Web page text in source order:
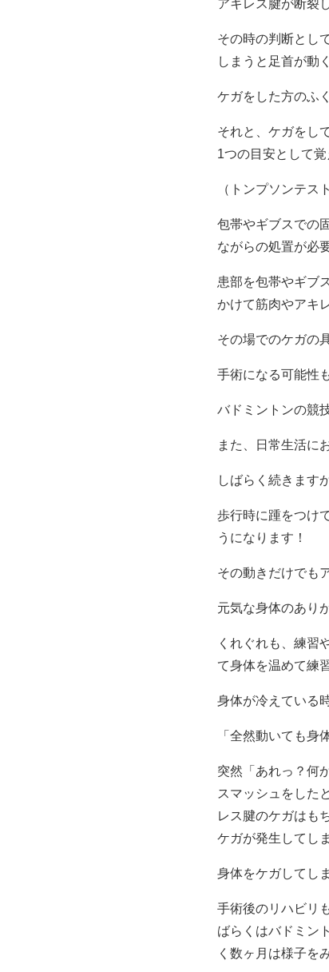
アキレス腱が断裂
その時の判断とし
しまうと足首が動
ケガをした方のふ
それと、ケガをし
1つの目安として
（トンプソンテス
包帯やギブスでの
ながらの処置が必
患部を包帯やギブ
かけて筋肉やアキ
その場でのケガの
手術になる可能性
バドミントンの競
また、日常生活に
しばらく続きます
歩行時に踵をつけ
うになります！
その動きだけでも
元気な身体のあり
くれぐれも、練習
て身体を温めて練
身体が冷えている
「全然動いても
突然「あれっ？何
スマッシュをした
レス腱のケガはも
ケガが発生してし
身体をケガしてし
手術後のリハビリ
ばらくはバドミン
く数ヶ月は様子を